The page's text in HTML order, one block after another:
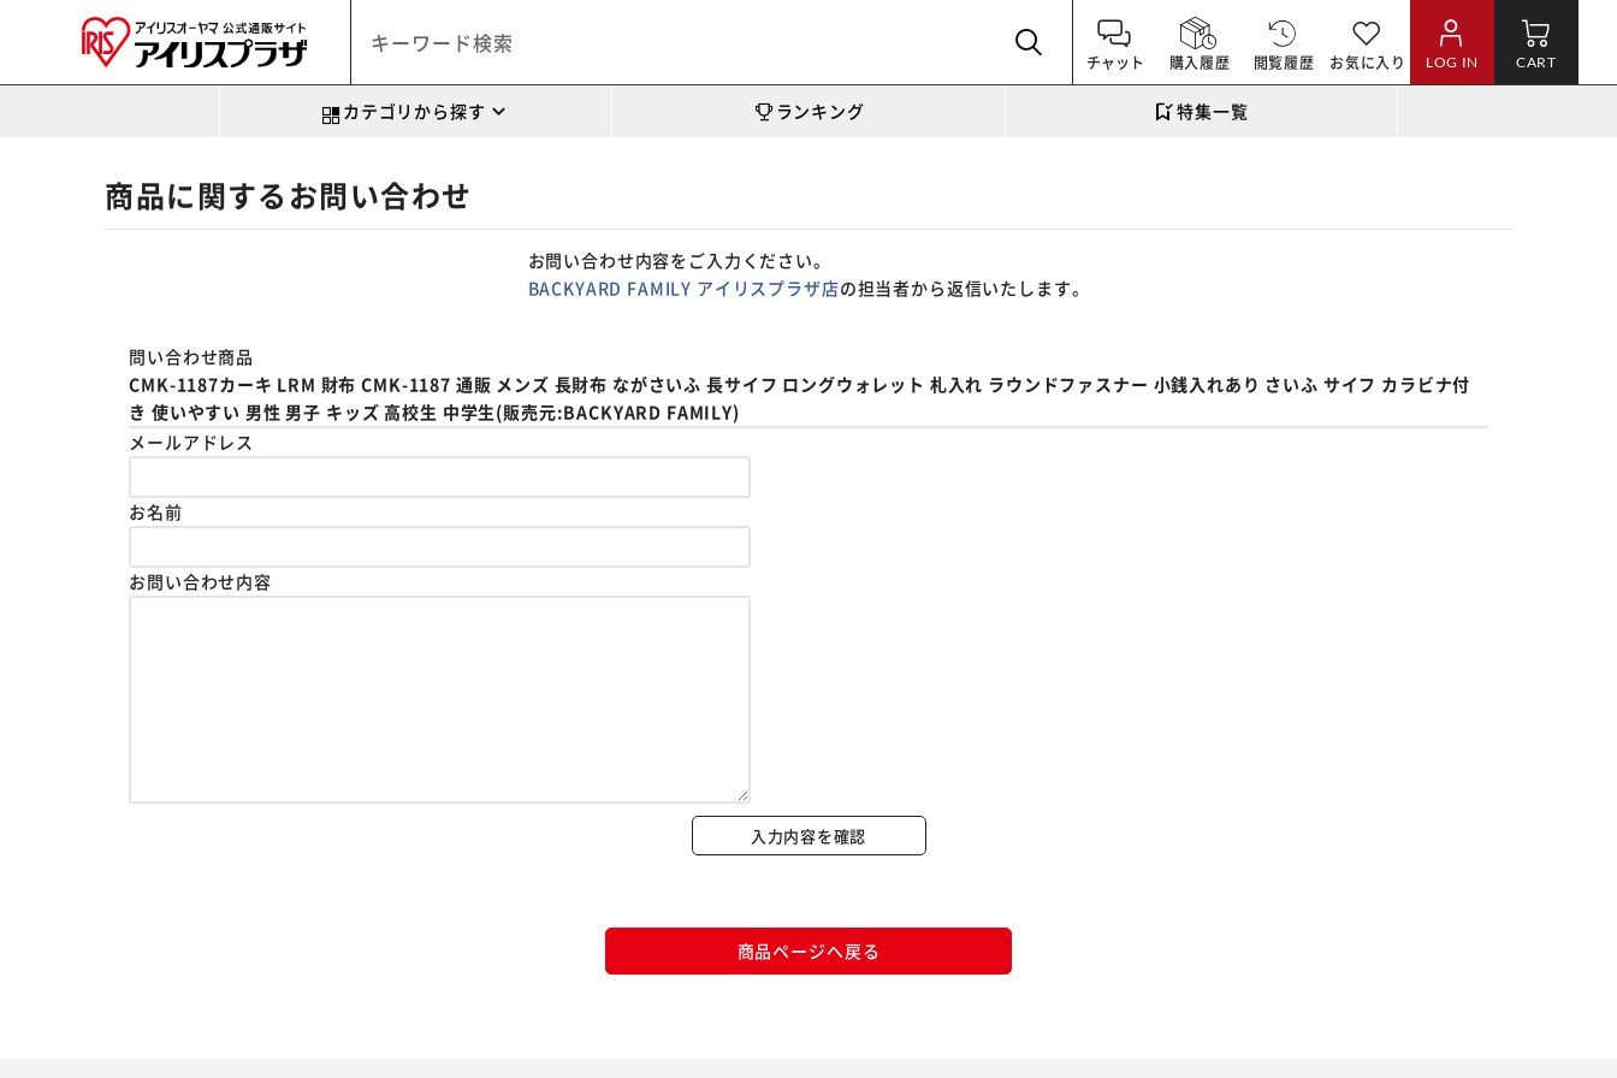
チャット 購入履歴 閲覧履歴 お気に入り LOG IN CART
カテゴリから探す ランキング 特集一覧
商品に関するお問い合わせ
お問い合わせ内容をご入力ください。
BACKYARD FAMILY アイリスプラザ店の担当者から返信いたします。
問い合わせ商品
CMK-1187カーキ LRM 財布 CMK-1187 通販 メンズ 長財布 ながさいふ 長サイフ ロングウォレット 札入れ ラウンドファスナー 小銭入れあり さいふ サイフ カラビナ付
き 使いやすい 男性 男子 キッズ 高校生 中学生(販売元:BACKYARD FAMILY)
メールアドレス
お名前
お問い合わせ内容
入力内容を確認
商品ページへ戻る
カートに入れる